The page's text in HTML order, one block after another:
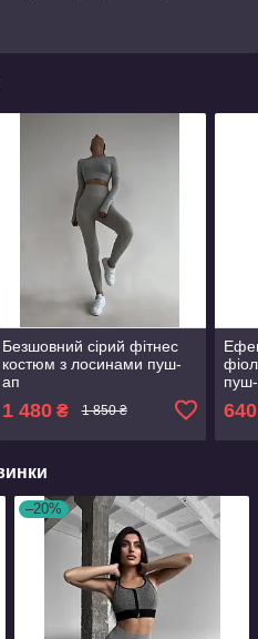
Безшовний сірий фітнес
костюм з лосинами пуш-
ап
1 480₴ 1 850 ₴ 640
–20%